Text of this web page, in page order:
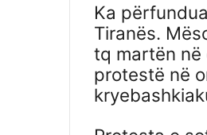
Ka
Tiranës.
tq martën në
protestë në